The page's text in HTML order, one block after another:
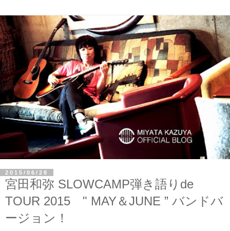
2015/06/28
宮田和弥 SLOWCAMP弾き語りde
TOUR 2015 " MAY＆JUNE ” バンドバ
ージョン！